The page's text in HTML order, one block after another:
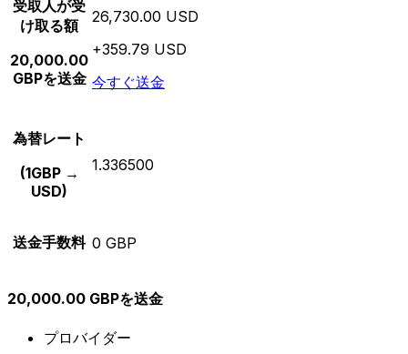
受取人が受
け取る額
20,000.00
GBPを送金
26,730.00 USD
+359.79 USD
今すぐ送金
為替レート
(1GBP →
USD)
1.336500
送金手数料 0 GBP
20,000.00 GBPを送金
プロバイダー